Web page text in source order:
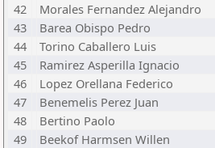
42
Morales Fernandez Alejandro
43
Barea Obispo Pedro
44
Torino Caballero Luis
45
Ramirez Asperilla Ignacio
46
Lopez Orellana Federico
47
Benemelis Perez Juan
48
Bertino Paolo
49
Beekof Harmsen Willen